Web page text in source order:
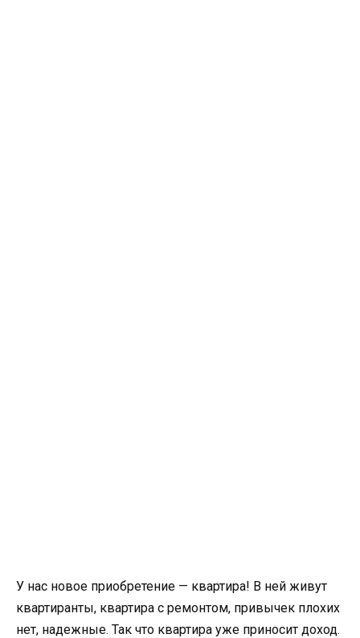
У нас новое приобретение — квартира! В ней живут
квартиранты, квартира с ремонтом, привычек плохих
нет, надежные. Так что квартира уже приносит доход.